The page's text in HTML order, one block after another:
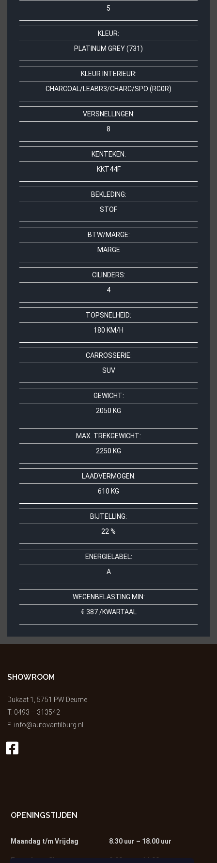
5
KLEUR:
PLATINUM GREY (731)
KLEUR INTERIEUR:
CHARCOAL/LEABR3/CHARC/SPO (RG0R)
VERSNELLINGEN:
8
KENTEKEN:
KKT44F
BEKLEDING:
STOF
BTW/MARGE:
MARGE
CILINDERS:
4
TOPSNELHEID:
180 KM/H
CARROSSERIE:
SUV
GEWICHT:
2050 KG
MAX. TREKGEWICHT:
2250 KG
LAADVERMOGEN:
610 KG
BIJTELLING:
22 %
ENERGIELABEL:
A
WEGENBELASTING MIN:
€ 387 /KWARTAAL
SHOWROOM
Dukaat 1, 5751 PW Deurne
T. 0493 – 313542
E. info@autovantilburg.nl
OPENINGSTIJDEN
Maandag t/m Vrijdag 8.30 uur – 18.00 uur
Zaterdag – Showroom 9.00 uur – 14.00 uur